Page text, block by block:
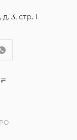
3, стр. 1